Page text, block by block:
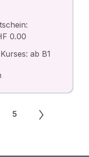
0.00
ab B1
5